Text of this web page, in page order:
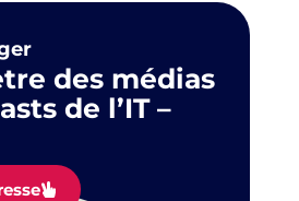
des médias
de l’IT –